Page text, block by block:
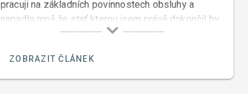
pracuji na základních povinnostech obsluhy a
napadlo mně že stať kterou jsem právě dokončil by
mohla zajímat i studenty Hostovky protože by se z
ZOBRAZIT ČLÁNEK